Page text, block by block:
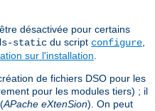
désactivée pour certains
static du script configure
sur l'installation
de fichiers DSO pour les
pour les modules tiers) ; il
(APache eXtenSion). On peut